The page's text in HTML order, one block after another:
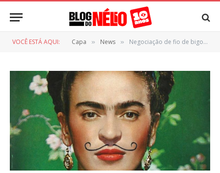
VOCÊ ESTÁ AQUI: Capa » News » Negociação de fio de bigode…